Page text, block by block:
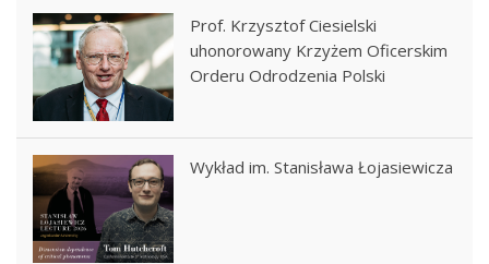
Prof. Krzysztof Ciesielski
uhonorowany Krzyżem Oficerskim
Orderu Odrodzenia Polski
Wykład im. Stanisława Łojasiewicza